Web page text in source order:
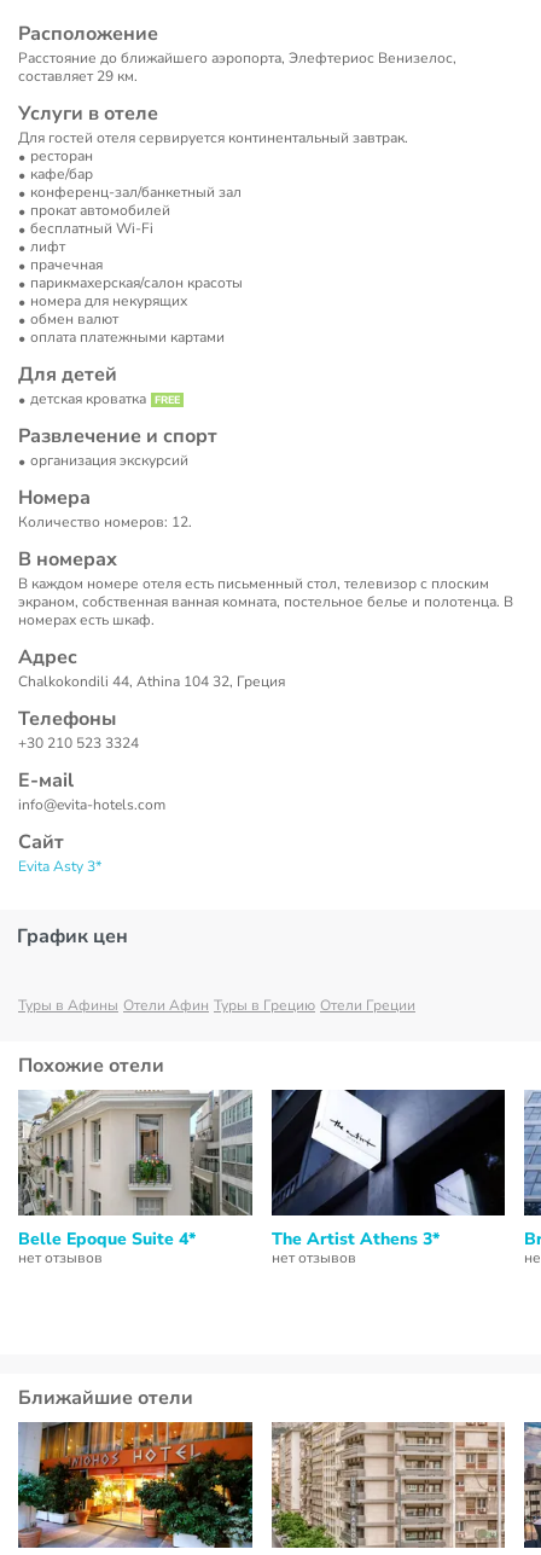
Расположение
Расстояние до ближайшего аэропорта, Элефтериос Венизелос,
составляет 29 км.
Услуги в отеле
Для гостей отеля сервируется континентальный завтрак.
ресторан
кафе/бар
конференц-зал/банкетный зал
прокат автомобилей
бесплатный Wi-Fi
лифт
прачечная
парикмахерская/салон красоты
номера для некурящих
обмен валют
оплата платежными картами
Для детей
детская кроватка
Развлечение и спорт
организация экскурсий
Номера
Количество номеров: 12.
В номерах
В каждом номере отеля есть письменный стол, телевизор с плоским
экраном, собственная ванная комната, постельное белье и полотенца. В
номерах есть шкаф.
Адрес
Chalkokondili 44, Athina 104 32, Греция
Телефоны
+30 210 523 3324
Е-маil
info@evita-hotels.com
Сайт
Evita Asty 3*
График цен
Туры в Афины Отели Афин Туры в Грецию Отели Греции
Похожие отели
Belle Epoque Suite 4*
нет отзывов
The Artist Athens 3*
нет отзывов
Ближайшие отели